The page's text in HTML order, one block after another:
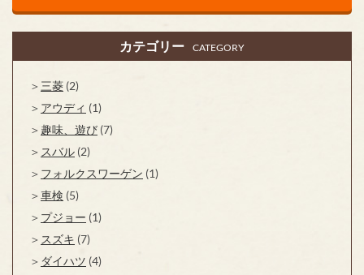
カテゴリー CATEGORY
三菱 (2)
アウディ (1)
趣味、遊び (7)
スバル (2)
フォルクスワーゲン (1)
車検 (5)
プジョー (1)
スズキ (7)
ダイハツ (4)